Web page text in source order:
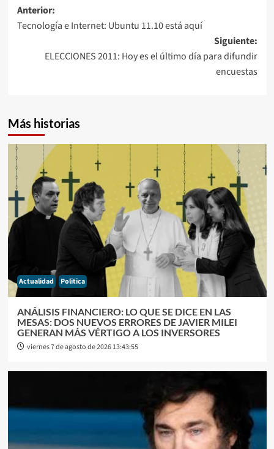
Navegación
de
entradas
Anterior:
Tecnología e Internet: Ubuntu 11.10 está aquí
Siguiente:
ELECCIONES 2011: Hoy es el último día para difundir
encuestas
Más historias
Actualidad Politica
ANÁLISIS FINANCIERO: LO QUE SE DICE EN LAS
MESAS: DOS NUEVOS ERRORES DE JAVIER MILEI
GENERAN MÁS VÉRTIGO A LOS INVERSORES
viernes 7 de agosto de 2026 13:43:55